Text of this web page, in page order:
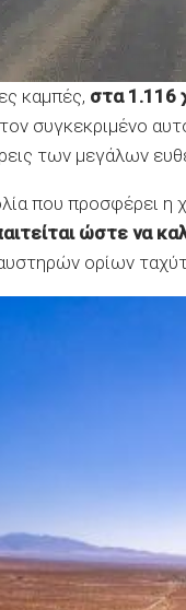
καμπές, στα 1.116
συγκεκριμένο
των μεγάλων
που προσφέρει
ώστε να
ορίων